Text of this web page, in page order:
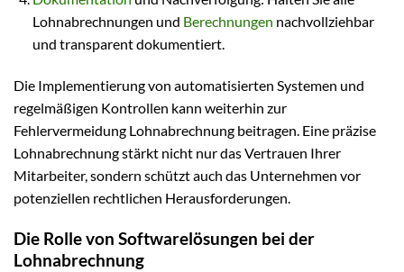
Lohnabrechnungen und Berechnungen nachvollziehbar
und transparent dokumentiert.
Die Implementierung von automatisierten Systemen und
regelmäßigen Kontrollen kann weiterhin zur
Fehlervermeidung Lohnabrechnung beitragen. Eine präzise
Lohnabrechnung stärkt nicht nur das Vertrauen Ihrer
Mitarbeiter, sondern schützt auch das Unternehmen vor
potenziellen rechtlichen Herausforderungen.
Die Rolle von Softwarelösungen bei der
Lohnabrechnung